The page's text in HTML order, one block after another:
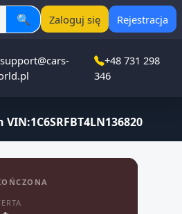
🔍 Zaloguj się Rejestracja
support@cars-
+48 731 298
346